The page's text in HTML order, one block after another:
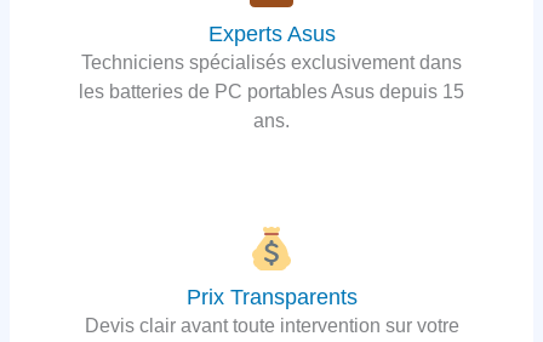
Experts Asus
Techniciens spécialisés exclusivement dans
les batteries de PC portables Asus depuis 15
ans.
Prix Transparents
Devis clair avant toute intervention sur votre